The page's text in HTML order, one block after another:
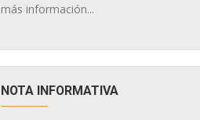
más información...
NOTA INFORMATIVA